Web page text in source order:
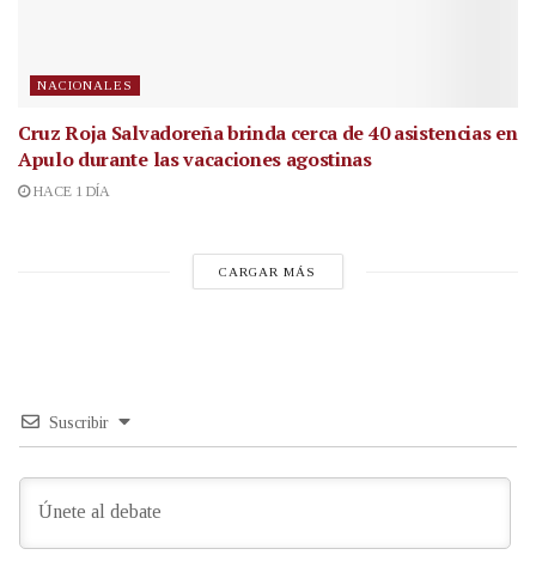
NACIONALES
Cruz Roja Salvadoreña brinda cerca de 40 asistencias en
Apulo durante las vacaciones agostinas
HACE 1 DÍA
CARGAR MÁS
Suscribir